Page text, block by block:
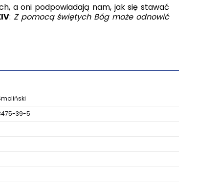
a oni podpowiadają nam, jak się stawać
: Z pomocą świętych Bóg może odnowić
39-5